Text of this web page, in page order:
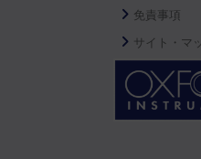
免責事項
サイト・マ